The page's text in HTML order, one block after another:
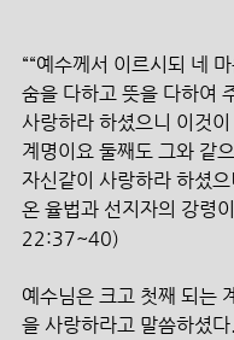
““예수께서 이르시되 네
숨을 다하고 뜻을 다하여
사랑하라 하셨으니 이것
계명이요 둘째도 그와 같
자신같이 사랑하라 하셨으
온 율법과 선지자의 강령
22:37~40)
예수님은 크고 첫째 되는
을 사랑하라고 말씀하셨